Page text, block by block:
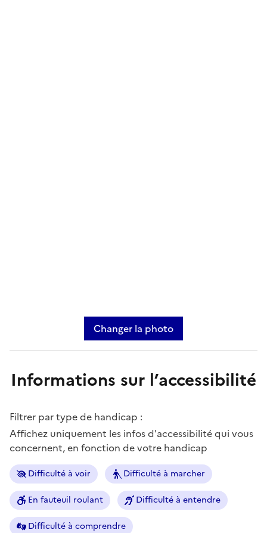
Changer la photo
Informations sur l’accessibilité
Filtrer par type de handicap :
Affichez uniquement les infos d'accessibilité qui vous
concernent, en fonction de votre handicap
Difficulté à voir Difficulté à marcher
En fauteuil roulant Difficulté à entendre
Difficulté à comprendre